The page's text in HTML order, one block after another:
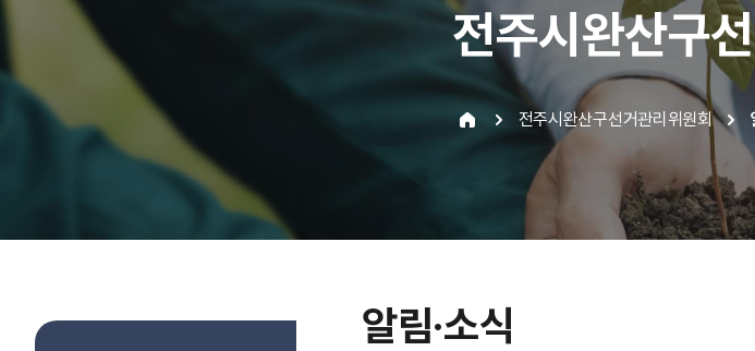
전주시완산구
전주시완산구선거관리위원회
알림·소식